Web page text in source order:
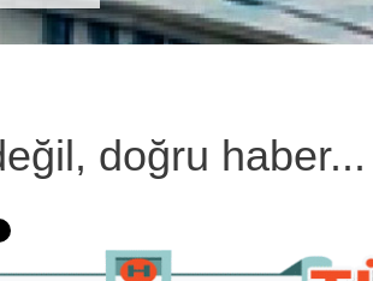
doğru haber...